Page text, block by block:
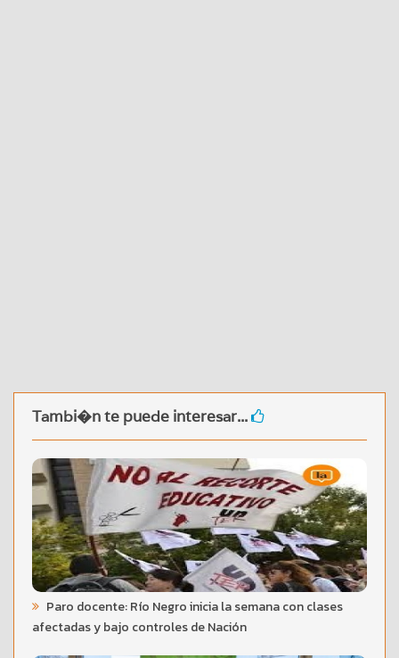
Tambi�n te puede interesar...
Paro docente: Río Negro inicia la semana con clases
afectadas y bajo controles de Nación